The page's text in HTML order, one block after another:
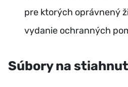
pre ktorých oprávnený
vydanie ochranných
Súbory na